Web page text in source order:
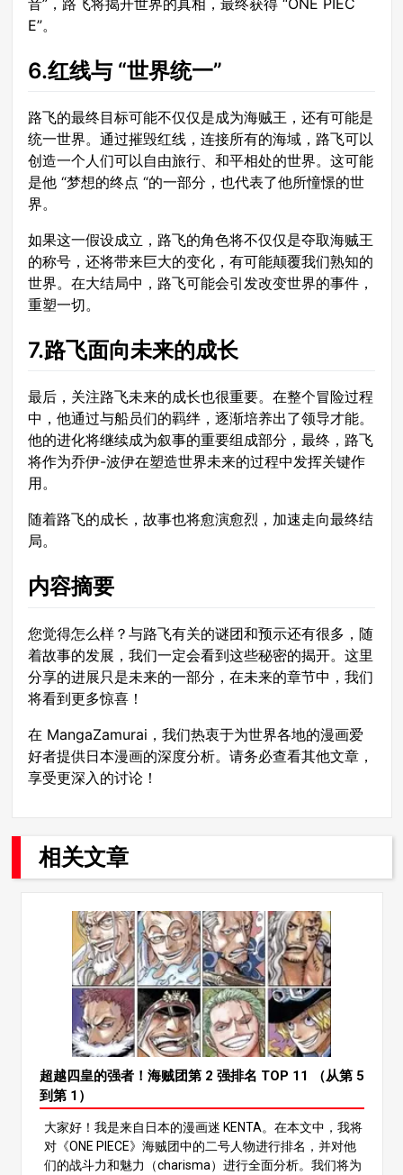
E”。
6.红线与 “世界统一”
路飞的最终目标可能不仅仅是成为海贼王，还有可能是
统一世界。通过摧毁红线，连接所有的海域，路飞可以
创造一个人们可以自由旅行、和平相处的世界。这可能
是他 “梦想的终点 “的一部分，也代表了他所憧憬的世
界。
如果这一假设成立，路飞的角色将不仅仅是夺取海贼王
的称号，还将带来巨大的变化，有可能颠覆我们熟知的
世界。在大结局中，路飞可能会引发改变世界的事件，
重塑一切。
7.路飞面向未来的成长
最后，关注路飞未来的成长也很重要。在整个冒险过程
中，他通过与船员们的羁绊，逐渐培养出了领导才能。
他的进化将继续成为叙事的重要组成部分，最终，路飞
将作为乔伊-波伊在塑造世界未来的过程中发挥关键作
用。
随着路飞的成长，故事也将愈演愈烈，加速走向最终结
局。
内容摘要
您觉得怎么样？与路飞有关的谜团和预示还有很多，随
着故事的发展，我们一定会看到这些秘密的揭开。这里
分享的进展只是未来的一部分，在未来的章节中，我们
将看到更多惊喜！
在 MangaZamurai，我们热衷于为世界各地的漫画爱
好者提供日本漫画的深度分析。请务必查看其他文章，
享受更深入的讨论！
相关文章
超越四皇的强者！海贼团第 2 强排名 TOP 11 （从第 5
到第 1）
大家好！我是来自日本的漫画迷 KENTA。在本文中，我将
对《ONE PIECE》海贼团中的二号人物进行排名，并对他
们的战斗力和魅力（charisma）进行全面分析。我们将为